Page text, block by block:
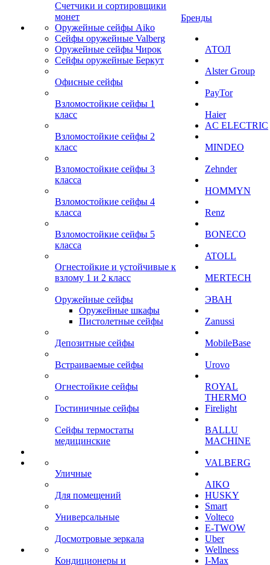
Счетчики и сортировщики
монет
Оружейные сейфы Aiko
Сейфы оружейные Valberg
Оружейные сейфы Чирок
Сейфы оружейные Беркут
Офисные сейфы
Взломостойкие сейфы 1
класс
Взломостойкие сейфы 2
класс
Взломостойкие сейфы 3
класса
Взломостойкие сейфы 4
класса
Взломостойкие сейфы 5
класса
Огнестойкие и устойчивые к
взлому 1 и 2 класс
Оружейные сейфы
Оружейные шкафы
Пистолетные сейфы
Депозитные сейфы
Встраиваемые сейфы
Огнестойкие сейфы
Гостиничные сейфы
Сейфы термостаты
медицинские
Уличные
Для помещений
Универсальные
Досмотровые зеркала
Кондиционеры и
Бренды
АТОЛ
Alster Group
PayTor
Haier
AC ELECTRIC
MINDEO
Zehnder
HOMMYN
Renz
BONECO
ATOLL
MERTECH
ЭВАН
Zanussi
MobileBase
Urovo
ROYAL
THERMO
Firelight
BALLU
MACHINE
VALBERG
AIKO
HUSKY
Smart
Volteco
E-TWOW
Uber
Wellness
I-Max